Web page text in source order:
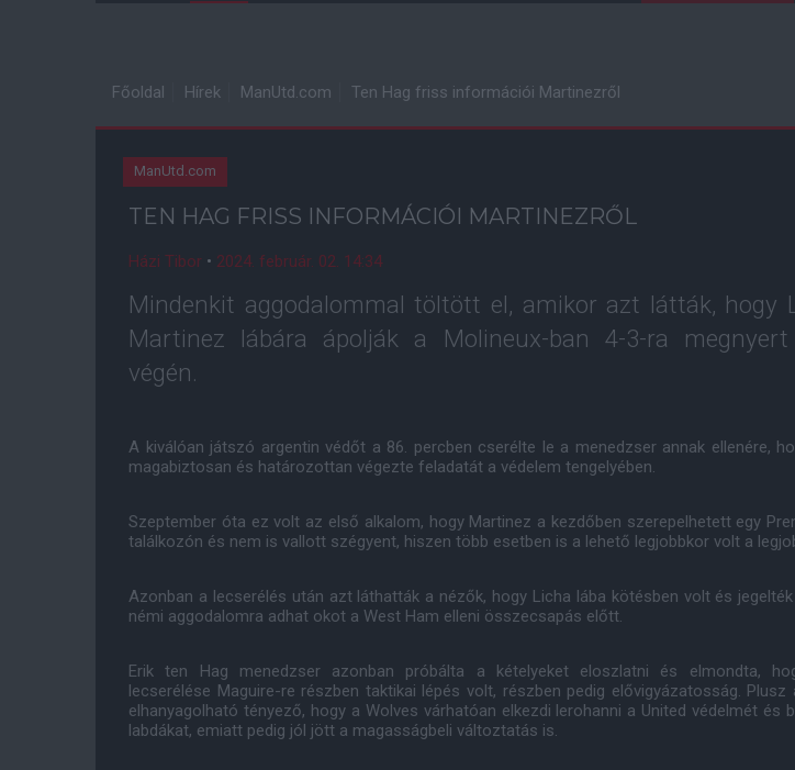
Főoldal Hírek ManUtd.com Ten Hag friss információi Martinezről
ManUtd.com
TEN HAG FRISS INFORMÁCIÓI MARTINEZRŐL
Házi Tibor • 2024. február. 02. 14:34
Mindenkit aggodalommal töltött el, amikor azt látták, hogy
Martinez lábára ápolják a Molineux-ban 4-3-ra megnyert
végén.
A kiválóan játszó argentin védőt a 86. percben cserélte le a menedzser annak ellenére,
magabiztosan és határozottan végezte feladatát a védelem tengelyében.
Szeptember óta ez volt az első alkalom, hogy Martinez a kezdőben szerepelhetett egy
találkozón és nem is vallott szégyent, hiszen több esetben is a lehető legjobbkor volt a
Azonban a lecserélés után azt láthatták a nézők, hogy Licha lába kötésben volt és jegelték
némi aggodalomra adhat okot a West Ham elleni összecsapás előtt.
Erik ten Hag menedzser azonban próbálta a kételyeket eloszlatni és elmondta,
lecserélése Maguire-re részben taktikai lépés volt, részben pedig elővigyázatosság.
elhanyagolható tényező, hogy a Wolves várhatóan elkezdi lerohanni a United védelmét és
labdákat, emiatt pedig jól jött a magasságbeli változtatás is.